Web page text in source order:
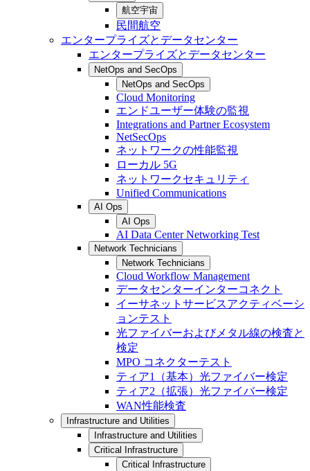
航空宇宙
民間航空
エンタープライズとデータセンター
エンタープライズとデータセンター
NetOps and SecOps
NetOps and SecOps
Cloud Monitoring
エンドユーザー体験の監視
Integrations and Partner Ecosystem
NetSecOps
ネットワークの性能監視
ローカル 5G
ネットワークセキュリティ
Unified Communications
AI Ops
AI Ops
AI Data Center Networking Test
Network Technicians
Network Technicians
Cloud Workflow Management
データセンターインターコネクト
イーサネットサービスアクティベーシ
ョンテスト
光ファイバーおよびメタル線の検査と
検定
MPO コネクターテスト
ティア1（基本）光ファイバー検定
ティア2（拡張）光ファイバー検定
WAN性能検査
Infrastructure and Utilities
Infrastructure and Utilities
Critical Infrastructure
Critical Infrastructure